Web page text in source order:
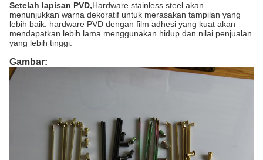
Setelah lapisan PVD,Hardware stainless steel akan
menunjukkan warna dekoratif untuk merasakan tampilan yang
lebih baik. hardware PVD dengan film adhesi yang kuat akan
mendapatkan lebih lama menggunakan hidup dan nilai penjualan
yang lebih tinggi.
Gambar: